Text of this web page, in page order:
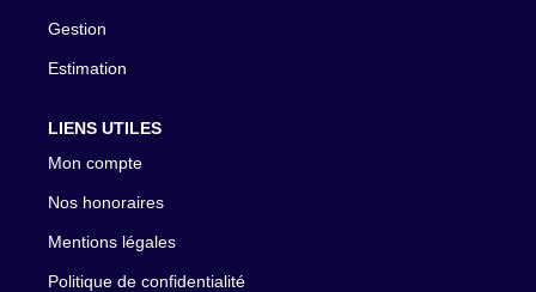
Gestion
Estimation
LIENS UTILES
Mon compte
Nos honoraires
Mentions légales
Politique de confidentialité